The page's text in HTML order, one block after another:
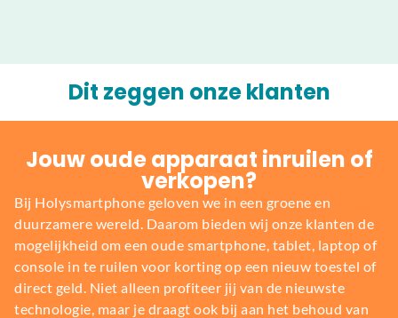
Dit zeggen onze klanten
Jouw oude apparaat inruilen of
verkopen?
Bij Holysmartphone geloven we in een groene en
duurzamere wereld. Daarom bieden wij onze klanten de
mogelijkheid om een oude smartphone, tablet, laptop of
console in te ruilen voor korting op een nieuw toestel of
direct geld. Niet alleen profiteer jij van de nieuwste
technologie, maar je draagt ook bij aan het behoud van